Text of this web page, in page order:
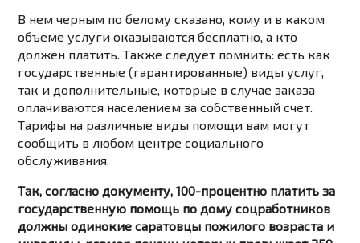
В нем черным по белому сказано, кому и в каком
объеме услуги оказываются бесплатно, а кто
должен платить. Также следует помнить: есть как
государственные (гарантированные) виды услуг,
так и дополнительные, которые в случае заказа
оплачиваются населением за собственный счет.
Тарифы на различные виды помощи вам могут
сообщить в любом центре социального
обслуживания.
Так, согласно документу, 100-процентно платить за
государственную помощь по дому соцработников
должны одинокие саратовцы пожилого возраста и